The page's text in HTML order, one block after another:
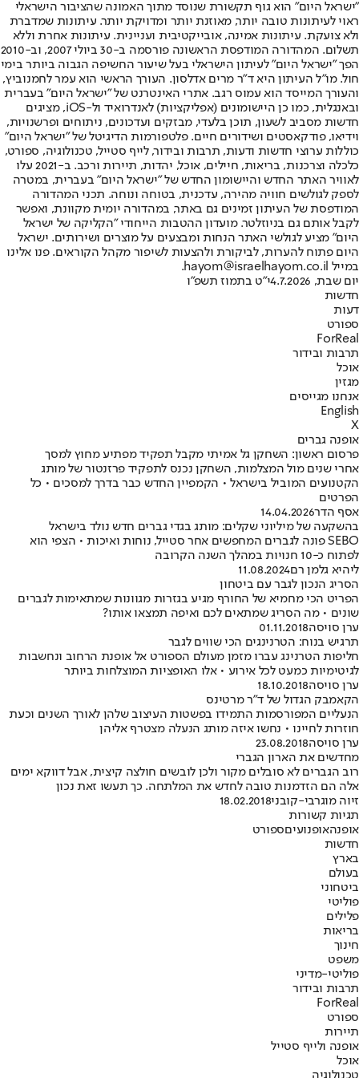
"ישראל היום" הוא גוף תקשורת שנוסד מתוך האמונה שהציבור הישראלי
ראוי לעיתונות טובה יותר, מאוזנת יותר ומדויקת יותר. עיתונות שמדברת
ולא צועקת. עיתונות אמינה, אובייקטיבית ועניינית. עיתונות אחרת וללא
תשלום. המהדורה המודפסת הראשונה פורסמה ב-30 ביולי 2007, וב-2010
הפך "ישראל היום" לעיתון הישראלי בעל שיעור החשיפה הגבוה ביותר בימי
חול. מו"ל העיתון היא ד"ר מרים אדלסון. העורך הראשי הוא עמר לחמנוביץ,
והעורך המייסד הוא עמוס רגב. אתרי האינטרנט של "ישראל היום" בעברית
ובאנגלית, כמו כן היישומונים (אפליקציות) לאנדרואיד ול-iOS, מציגים
חדשות מסביב לשעון, תוכן בלעדי, מבזקים ועדכונים, ניתוחים ופרשנויות,
וידיאו, פודקאסטים ושידורים חיים. פלטפורמות הדיגיטל של "ישראל היום"
כוללות ערוצי חדשות ודעות, תרבות ובידור, לייף סטייל, טכנולוגיה, ספורט,
כלכלה וצרכנות, בריאות, חיילים, אוכל, יהדות, תיירות ורכב. ב-2021 עלו
לאוויר האתר החדש והיישומון החדש של "ישראל היום" בעברית, במטרה
לספק לגולשים חוויה מהירה, עדכנית, בטוחה ונוחה. תכני המהדורה
המודפסת של העיתון זמינים גם באתר, במהדורה יומית מקוונת, ואפשר
לקבל אותם גם בניוזלטר. מועדון ההטבות הייחודי "הקליקה של ישראל
היום" מציע לגולשי האתר הנחות ומבצעים על מוצרים ושירותים. ישראל
היום פתוח להערות, לביקורת ולהצעות לשיפור מקהל הקוראים. פנו אלינו
במייל hayom@israelhayom.co.il.
יום שבת, 4.7.2026
י"ט בתמוז תשפ"ו
חדשות
דעות
ספורט
ForReal
תרבות ובידור
אוכל
מגזין
אנחנו מגייסים
English
X
אופנה גברים
פרסום ראשון: השחקן גל אמיתי מקבל תפקיד מפתיע מחוץ למסך
אחרי שנים מול המצלמות, השחקן נכנס לתפקיד פרזנטור של מותג
הקטנועים המוביל בישראל • הקמפיין החדש כבר בדרך למסכים • כל
הפרטים
אסף הדר14.04.2026
בהשקעה של מיליוני שקלים: מותג בגדי גברים חדש נולד בישראל
SEBO פונה לגברים המחפשים אחר סטייל, נוחות ואיכות • הצפי הוא
לפתוח כ-10 חנויות במהלך השנה הקרובה
ליהיא גלמן רם11.08.2024
הסריג הנכון לגבר עם ביטחון
הפריט הכי מחמיא של החורף מגיע בגזרות מגוונות שמתאימות לגברים
שונים • מה הסריג שמתאים לכם ואיפה תמצאו אותו?
ערן סויסה01.11.2018
תרגיש בנוח: הטרנינגים הכי שווים לגבר
חליפות הטרנינג עברו מזמן מעולם הספורט אל אופנת הרחוב ונחשבות
לגיטימיות כמעט לכל אירוע • אלו האופציות המוצלחות ביותר
ערן סויסה18.10.2018
הקאמבק הגדול של ד"ר מרטינס
הנעליים המפורסמות התמידו בפשטות העיצוב שלהן לאורך השנים וכעת
חוזרות לחיינו • נחשו איזה מותג הנעלה מצטרף אליהן
ערן סויסה23.08.2018
מחדשים את הארון הגברי
רוב הגברים לא סובלים מקור ולכן לובשים חולצה קיצית, אבל דווקא ימים
אלה הם הזדמנות טובה לחדש את המלתחה. כך תעשו זאת נכון
זיוה מוגרבי-קובני18.02.2018
תגיות קשורות
אופנהאופנועיםספורט
חדשות
בארץ
בעולם
ביטחוני
פוליטי
פלילים
בריאות
חינוך
משפט
פוליטי-מדיני
תרבות ובידור
ForReal
ספורט
תיירות
אופנה ולייף סטייל
אוכל